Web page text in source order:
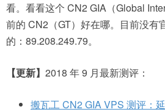
看。看看这个 CN2 GIA（Global
前的 CN2（GT）好在哪。目前没有
的：89.208.249.79。
【更新】 2018 年 9 月最新测评：
搬瓦工 CN2 GIA VPS 测评：